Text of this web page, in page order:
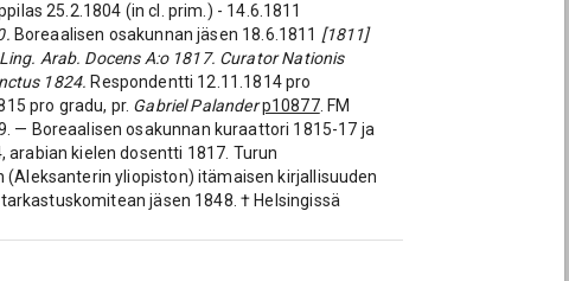
25.2.1804 (in cl. prim.) - 14.6.1811
Boreaalisen osakunnan jäsen 18.6.1811 [1811]
Arab. Docens A:o 1817. Curator Nationis
1824. Respondentti 12.11.1814 pro
pro gradu, pr. Gabriel Palander p10877. FM
— Boreaalisen osakunnan kuraattori 1815-17 ja
kielen dosentti 1817. Turun
yliopiston) itämaisen kirjallisuuden
jäsen 1848. † Helsingissä